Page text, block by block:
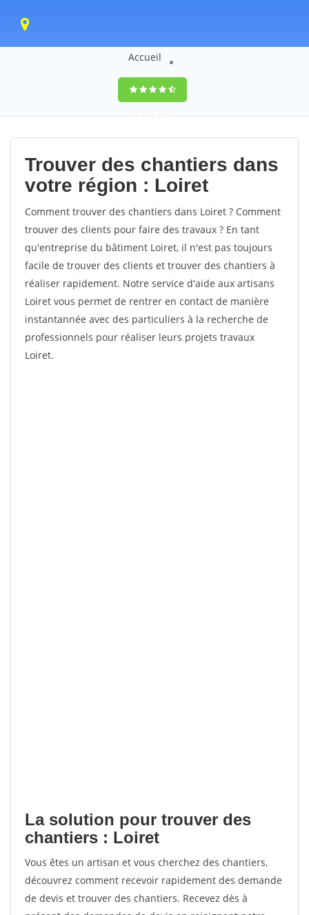
Accueil
9,5(100%)0
votes
Trouver des chantiers dans
votre région : Loiret
Comment trouver des chantiers dans Loiret ? Comment
trouver des clients pour faire des travaux ? En tant
qu'entreprise du bâtiment Loiret, il n'est pas toujours
facile de trouver des clients et trouver des chantiers à
réaliser rapidement. Notre service d'aide aux artisans
Loiret vous permet de rentrer en contact de manière
instantannée avec des particuliers à la recherche de
professionnels pour réaliser leurs projets travaux
Loiret.
La solution pour trouver des
chantiers : Loiret
Vous êtes un artisan et vous cherchez des chantiers,
découvrez comment recevoir rapidement des demande
de devis et trouver des chantiers. Recevez dès à